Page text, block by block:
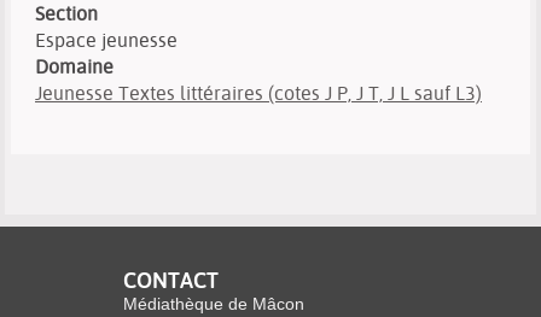
Section
Espace jeunesse
Domaine
Jeunesse Textes littéraires (cotes J P, J T, J L sauf L3)
CONTACT
Médiathèque de Mâcon